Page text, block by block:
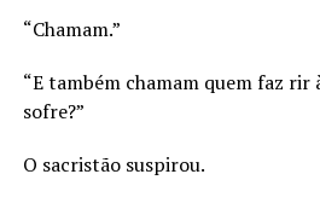
“Chamam.”
“E também chamam quem faz rir
sofre?”
O sacristão suspirou.